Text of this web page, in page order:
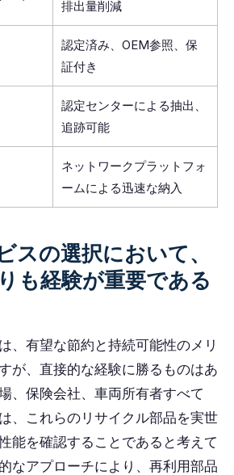
排出量削減
認定済み、OEM参照、保
証付き
認定センターによる抽出、
追跡可能
ネットワークプラットフォ
ームによる迅速な納入
スの選択において、
も経験が重要である
、有望な節約と持続可能性のメリ
が、直接的な経験に勝るものはあ
、保険会社、車両所有者すべて
、これらのリサイクル部品を実世
能を確認することであると考えて
なアプローチにより、再利用部品